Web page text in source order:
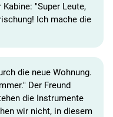
"Super Leute,
Ich mache die
die neue Wohnung.
Der Freund
die Instrumente
wir nicht, in diesem